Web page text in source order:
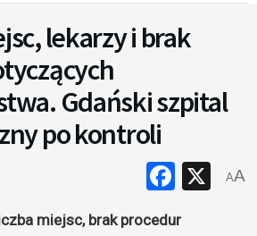
lekarzy i brak
Gdański szpital
po kontroli
X
AA
miejsc, brak procedur